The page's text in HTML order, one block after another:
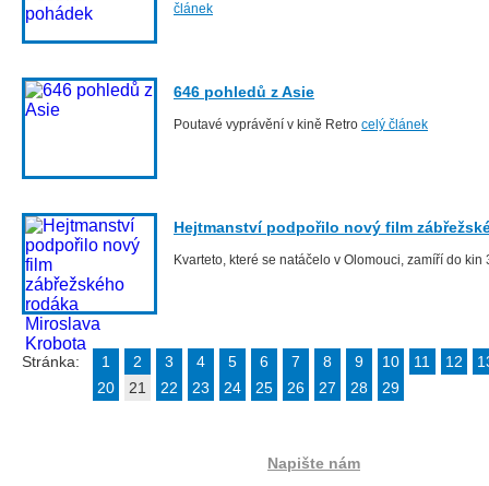
článek
646 pohledů z Asie
Poutavé vyprávění v kině Retro celý článek
Hejtmanství podpořilo nový film
Kvarteto, které se natáčelo v Olomouci, zamíří do
Stránka: 1 2 3 4 5 6 7 8 9 10 11 12
20
21 22 23 24 25 26 27 28 29
Napište nám